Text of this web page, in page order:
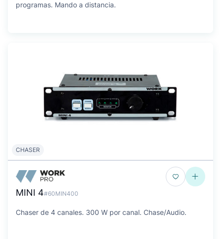
programas. Mando a distancia.
CHASER
MINI 4#60MIN400
Chaser de 4 canales. 300 W por canal. Chase/Audio.